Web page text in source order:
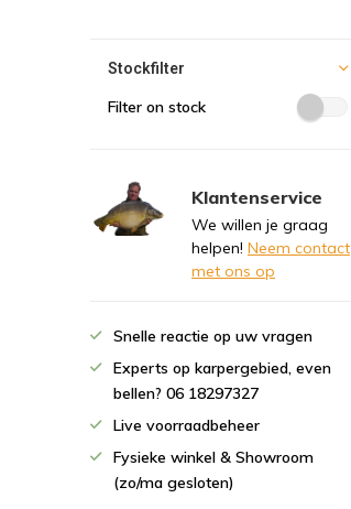
Stockfilter
Filter on stock
Klantenservice
We willen je graag
helpen! Neem contact
met ons op
Snelle reactie op uw vragen
Experts op karpergebied, even
bellen? 06 18297327
Live voorraadbeheer
Fysieke winkel & Showroom
(zo/ma gesloten)